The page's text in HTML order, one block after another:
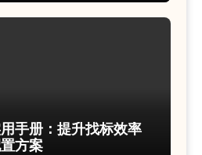
手册：提升找标效率
方案